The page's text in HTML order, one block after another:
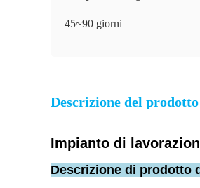
45~90 giorni
Descrizione del prodotto
Impianto di
Descrizione di prodotto